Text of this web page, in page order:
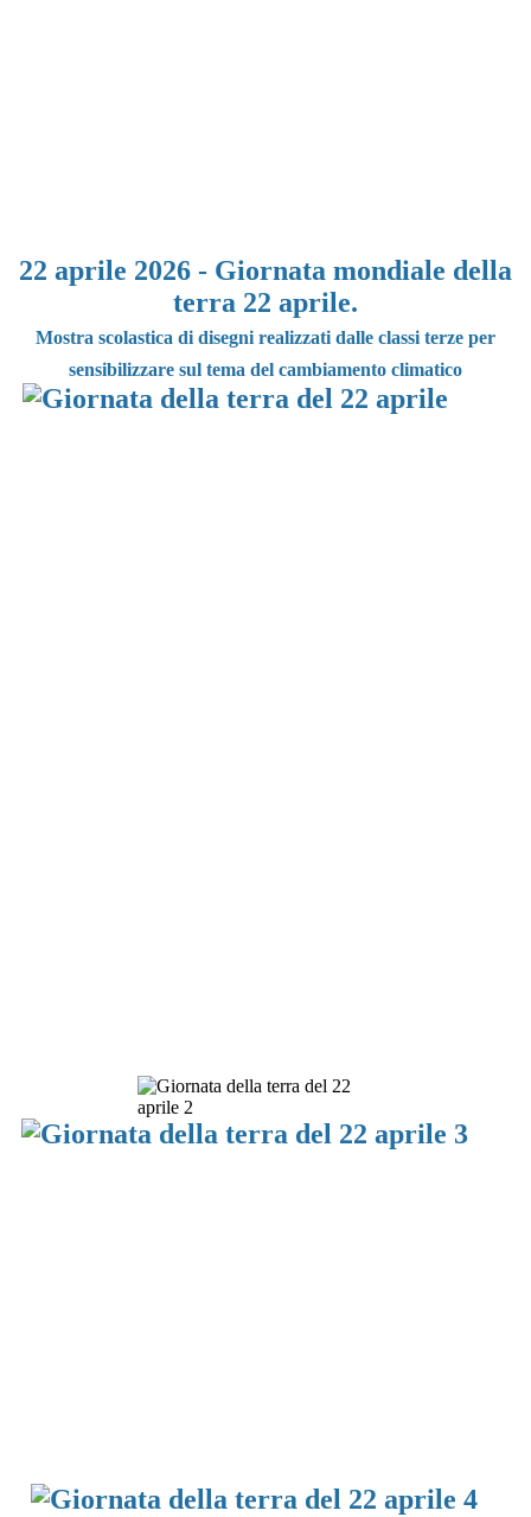
22 aprile 2026 - Giornata mondiale della
terra 22 aprile.
Mostra scolastica di disegni realizzati dalle classi terze per
sensibilizzare sul tema del cambiamento climatico